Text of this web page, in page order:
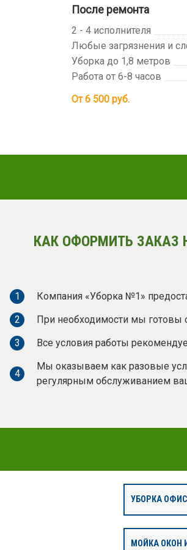
После ремонта
2 - 4 исполнителя
Любые загрязнения и
Уборка до 1,8 метров
Работа от 6-8 часов
От 6 500 руб.
КАК ОФОРМИТЬ ЗАКАЗ
1
Компания «Уборка №1»
2
При необходимости мы готовы
3
Все условия работы
4
Мы оказываем как разовые
регулярным обслуживанием
УБОРКА
МОЙКА ОКОН